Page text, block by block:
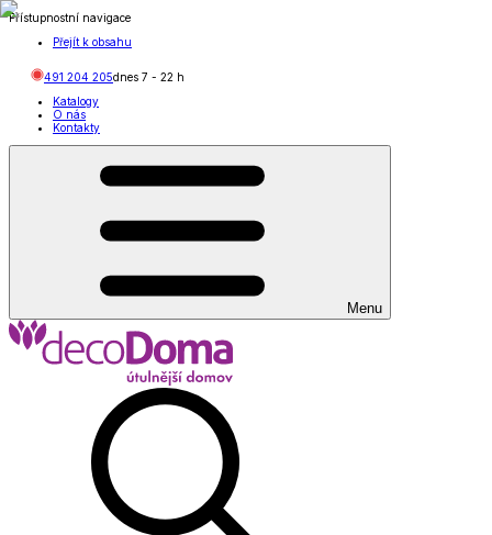
Přístupnostní navigace
Přejít k obsahu
491 204 205dnes 7 - 22 h
Katalogy
O nás
Kontakty
Menu